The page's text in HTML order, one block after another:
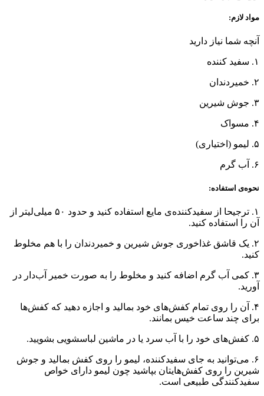
مواد لازم:
آنچه شما نیاز دارید
۱. سفید کننده
۲. خمیردندان
۳. جوش شیرین
۴. مسواک
۵. لیمو (اختیاری)
۶. آب گرم
نحوه‌ی استفاده:
۱. ترجیحا از سفید‌کننده‌ی مایع استفاده کنید و حدود ۵۰ میلی‌لیتر از
آن را استفاده کنید.
۲. یک قاشق غذاخوری جوش شیرین و خمیردندان را با هم مخلوط
کنید.
۳. کمی آب گرم اضافه کنید و مخلوط را به صورت خمیر آب‌دار در
آورید.
۴. آن را روی تمام کفش‌های خود بمالید و اجازه دهید که کفش‌ها
برای چند ساعت خیس بمانند.
۵. کفش‌های خود را با آب سرد یا در ماشین لباسشویی بشویید.
۶. می‌توانید به جای سفیدکننده، لیمو را روی کفش بمالید و جوش
شیرین را روی کفش‌هایتان بپاشید چون لیمو دارای خواص
سفیدکنندگی طبیعی است.